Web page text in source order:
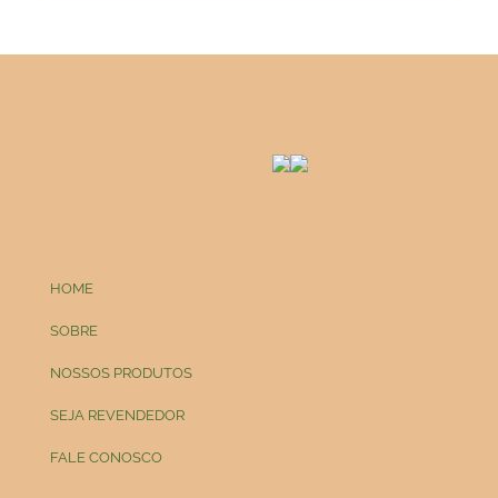
HOME
SOBRE
NOSSOS PRODUTOS
SEJA REVENDEDOR
FALE CONOSCO